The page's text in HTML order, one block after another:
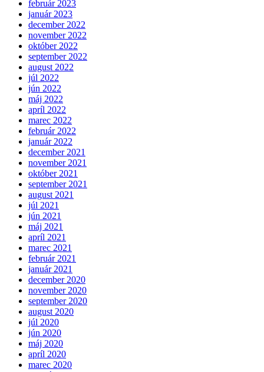
február 2023
január 2023
december 2022
november 2022
október 2022
september 2022
august 2022
júl 2022
jún 2022
máj 2022
apríl 2022
marec 2022
február 2022
január 2022
december 2021
november 2021
október 2021
september 2021
august 2021
júl 2021
jún 2021
máj 2021
apríl 2021
marec 2021
február 2021
január 2021
december 2020
november 2020
september 2020
august 2020
júl 2020
jún 2020
máj 2020
apríl 2020
marec 2020